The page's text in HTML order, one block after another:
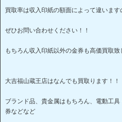
買取率は収入印紙の額面によって違います
ぜひお問い合わせください！！
もちろん収入印紙以外の金券も高価買取致
大吉福山蔵王店はなんでも買取ります！！
ブランド品、貴金属はもちろん、電動工
券などなど